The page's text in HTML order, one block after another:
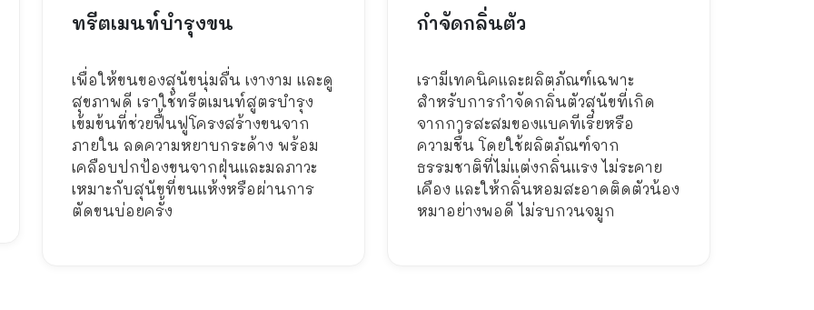
ทรีตเมนท์บำรุงขน
เพื่อให้ขนของสุนัขนุ่มลื่น เงางาม และดู
สุขภาพดี เราใช้ทรีตเมนท์สูตรบำรุง
เข้มข้นที่ช่วยฟื้นฟูโครงสร้างขนจาก
ภายใน ลดความหยาบกระด้าง พร้อม
เคลือบปกป้องขนจากฝุ่นและมลภาวะ
เหมาะกับสุนัขที่ขนแห้งหรือผ่านการ
ตัดขนบ่อยครั้ง
กำจัดกลิ่นตัว
เรามีเทคนิคและผลิตภัณฑ์เฉพาะ
สำหรับการกำจัดกลิ่นตัวสุนัขที่เกิด
จากการสะสมของแบคทีเรียหรือ
ความชื้น โดยใช้ผลิตภัณฑ์จาก
ธรรมชาติที่ไม่แต่งกลิ่นแรง ไม่ระคาย
เคือง และให้กลิ่นหอมสะอาดติดตัวน้อง
หมาอย่างพอดี ไม่รบกวนจมูก